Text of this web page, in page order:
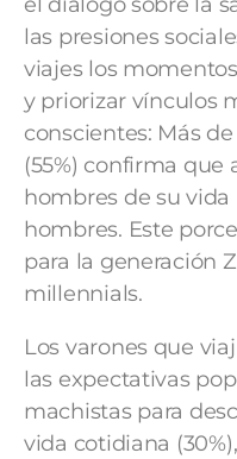
las presiones
viajes los
y priorizar vínculos
conscientes: Más
(55%) confirma que
hombres de su
hombres. Este
para la generación
millennials.
Los varones que
las expectativas
machistas para
vida cotidiana